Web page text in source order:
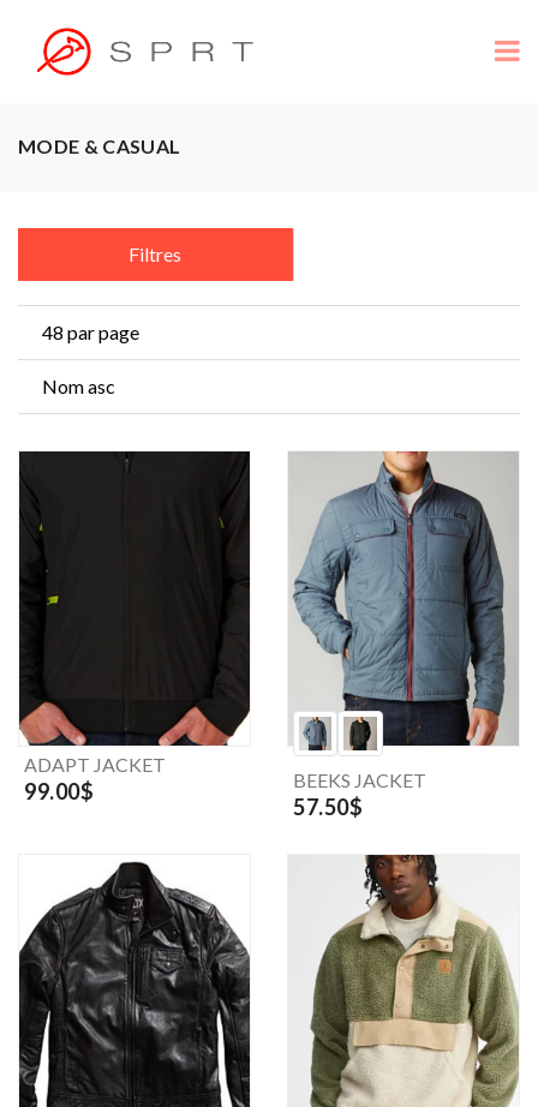
MODE & CASUAL
Filtres
ADAPT JACKET
99.00$ BEEKS JACKET
57.50$